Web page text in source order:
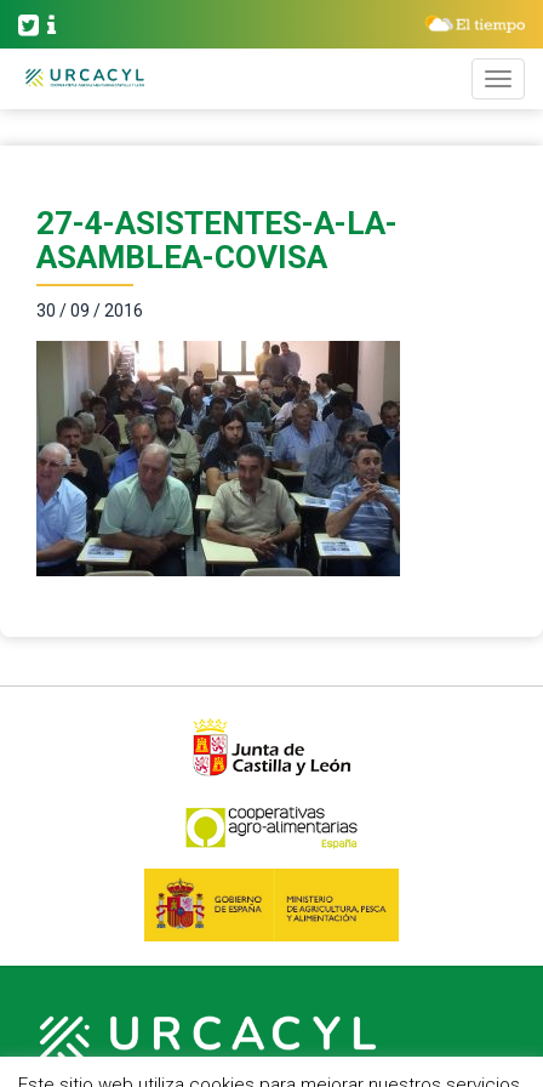
27-4-ASISTENTES-A-LA-
ASAMBLEA-COVISA
30 / 09 / 2016